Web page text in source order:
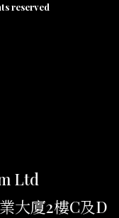
reserved
Ltd
大廈2樓C及D